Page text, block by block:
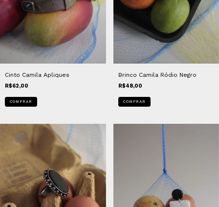
Cinto Camila Apliques
R$62,00
COMPRAR
Brinco Camila Ródio Negro
R$48,00
COMPRAR